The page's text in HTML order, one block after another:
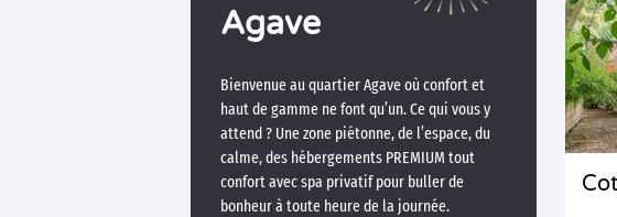
Agave
Bienvenue au quartier Agave où confort et
haut de gamme ne font qu’un. Ce qui vous y
attend ? Une zone piétonne, de l’espace, du
calme, des hébergements PREMIUM tout
confort avec spa privatif pour buller de
bonheur à toute heure de la journée.